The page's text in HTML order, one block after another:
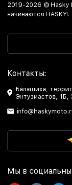
2019-2026 © Hasky
начинаются HASKY!
Контакты:
Балашиха,
Энтузиастов, 1Б,
Мы в